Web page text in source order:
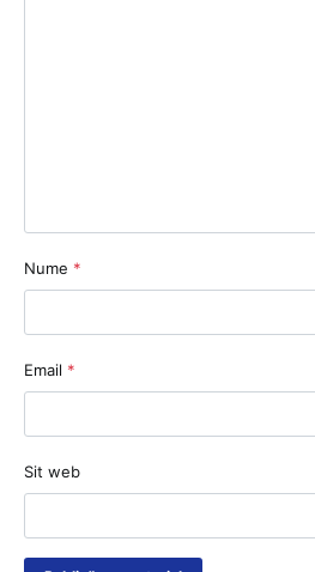
Nume *
Email *
Sit web